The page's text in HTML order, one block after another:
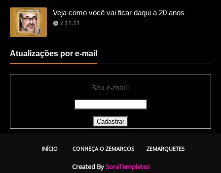
Veja como você vai ficar daqui a 20 anos
7.11.11
Atualizações por e-mail
Seu e-mail:
INÍCIO CONHEÇA O ZEMARCOS ZEMARQUETES
Created BySoraTemplates